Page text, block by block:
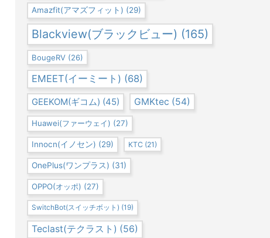
Amazfit(アマズフィット) (29)
Blackview(ブラックビュー) (165)
BougeRV (26)
EMEET(イーミート) (68)
GEEKOM(ギコム) (45) GMKtec (54)
Huawei(ファーウェイ) (27)
Innocn(イノセン) (29) KTC (21)
OnePlus(ワンプラス) (31)
OPPO(オッポ) (27)
SwitchBot(スイッチボット) (19)
Teclast(テクラスト) (56)